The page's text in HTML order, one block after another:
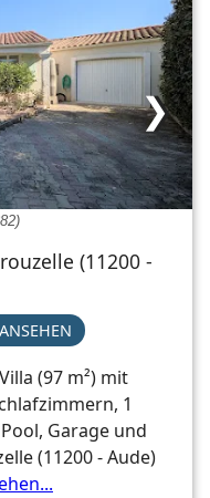
❯
(11200 -
(97 m²) mit
1
Garage und
(11200 - Aude)